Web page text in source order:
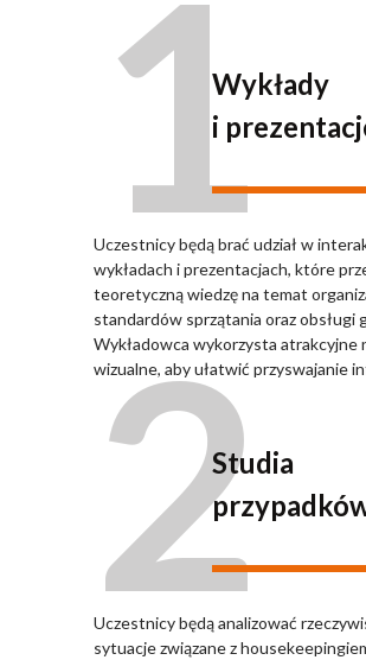
1Wykłady
i
Uczestnicy będą brać udział w
wykładach i prezentacjach, które
teoretyczną wiedzę na temat
standardów sprzątania oraz obsługi
Wykładowca wykorzysta atrakcyjne
wizualne, aby ułatwić przyswajanie
2
Studia
Uczestnicy będą analizować
sytuacje związane z